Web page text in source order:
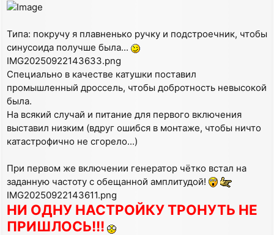
Типа: покручу я плавненько ручку и подстроечник, чтобы
синусоида получше была...
IMG20250922143633.png
Специально в качестве катушки поставил
промышленный дроссель, чтобы добротность невысокой
была.
На всякий случай и питание для первого включения
выставил низким (вдруг ошибся в монтаже, чтобы ничто
катастрофично не сгорело...)
При первом же включении генератор чётко встал на
заданную частоту с обещанной амплитудой!
IMG20250922143611.png
НИ ОДНУ НАСТРОЙКУ ТРОНУТЬ НЕ
ПРИШЛОСЬ!!!